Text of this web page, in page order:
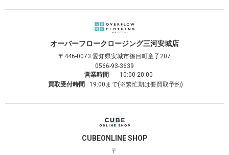
オーバーフロークロージング三河安城店
〒446-0073 愛知県安城市篠目町童子207
0566-93-3639
営業時間
10:00-20:00
買取受付時間
19:00まで(※繁忙期は要買取予約)
CUBEONLINE SHOP
〒